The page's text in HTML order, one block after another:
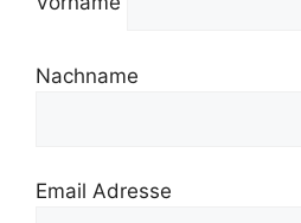
Nachname
Email Adresse